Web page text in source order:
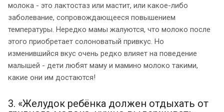
молока - это лактостаз или мастит, или какое-либо
заболевание, сопровождающееся повышением
температуры. Нередко мамы жалуются, что молоко после
этого приобретает солоноватый привкус. Но
изменившийся вкус очень редко влияет на поведение
малышей - дети любят маму и мамино молоко такими,
какие они им достаются!
3. «Желудок ребёнка должен отдыхать от